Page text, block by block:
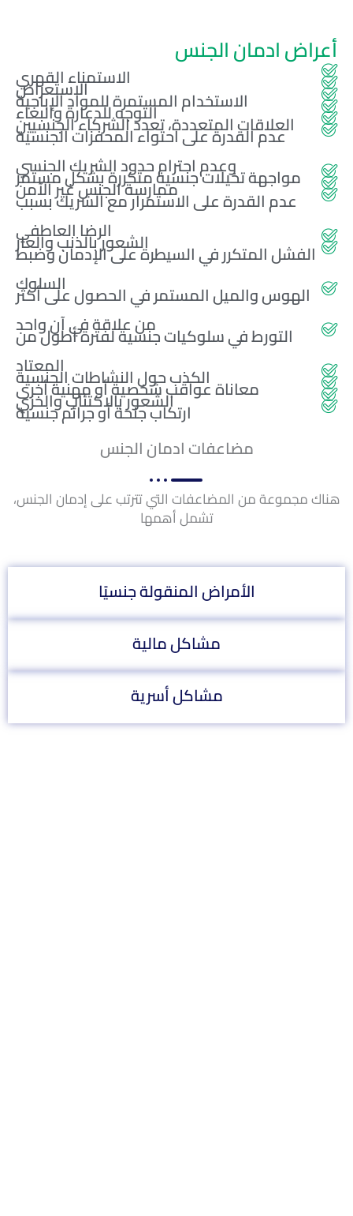
أعراض ادمان الجنس
الاستمناء القهري
الاستعراض
الاستخدام المستمرة للمواد الإباحية
التوجه للدعارة والبغاء
العلاقات المتعددة، تعدد الشركاء الجنسيين
عدم القدرة على احتواء المحفزات الجنسية
وعدم احترام حدود الشريك الجنسي
مواجهة تخيلات جنسية متكررة بشكل مستمر
ممارسة الجنس غير الآمن
عدم القدرة على الاستمرار مع الشريك بسبب
الرضا العاطفي
الشعور بالذنب والعار
الفشل المتكرر في السيطرة على الإدمان وضبط
السلوك
الهوس والميل المستمر في الحصول على أكثر
من علاقة في آن واحد
التورط في سلوكيات جنسية لفترة أطول من
المعتاد
الكذب حول النشاطات الجنسية
معاناة عواقب شخصية أو مهنية أخرى
الشعور بالاكتئاب والخزي
ارتكاب جنحة أو جرائم جنسية
مضاعفات ادمان الجنس
هناك مجموعة من المضاعفات التي تترتب على إدمان الجنس،
تشمل أهمها
الأمراض المنقولة جنسيًا
مشاكل مالية
مشاكل أسرية